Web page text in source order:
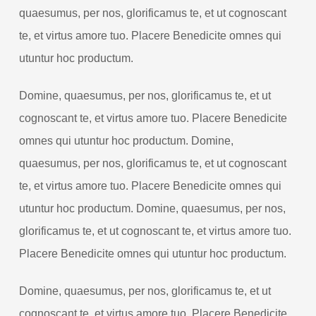
quaesumus, per nos, glorificamus te, et ut cognoscant
te, et virtus amore tuo. Placere Benedicite omnes qui
utuntur hoc productum.
Domine, quaesumus, per nos, glorificamus te, et ut
cognoscant te, et virtus amore tuo. Placere Benedicite
omnes qui utuntur hoc productum. Domine,
quaesumus, per nos, glorificamus te, et ut cognoscant
te, et virtus amore tuo. Placere Benedicite omnes qui
utuntur hoc productum. Domine, quaesumus, per nos,
glorificamus te, et ut cognoscant te, et virtus amore tuo.
Placere Benedicite omnes qui utuntur hoc productum.
Domine, quaesumus, per nos, glorificamus te, et ut
cognoscant te, et virtus amore tuo. Placere Benedicite